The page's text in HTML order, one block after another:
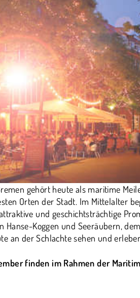
gehört heute als maritime
Orten der Stadt. Im Mittelalter
und geschichtsträchtige
Hanse-Koggen und Seeräubern,
an der Schlachte sehen und
finden im Rahmen der